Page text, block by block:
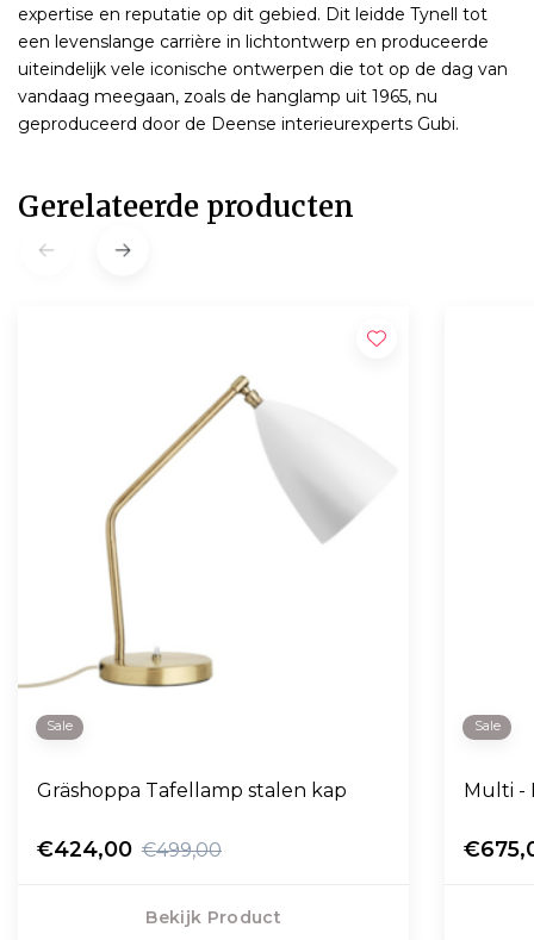
expertise en reputatie op dit gebied. Dit leidde Tynell tot
een levenslange carrière in lichtontwerp en produceerde
uiteindelijk vele iconische ontwerpen die tot op de dag van
vandaag meegaan, zoals de hanglamp uit 1965, nu
geproduceerd door de Deense interieurexperts Gubi.
Gerelateerde producten
Sale
Gräshoppa Tafellamp stalen kap
€424,00 €499,00
Bekijk Product
Sale
Multi -